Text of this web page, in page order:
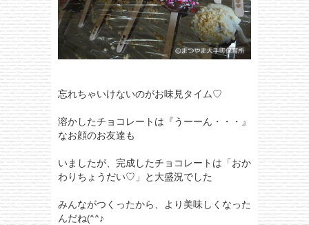
忘れちゃいけないのがお味見タイム♡
溶かしたチョコレートは『うーーん・・・』
なお顔のお友達も
いましたが、完成したチョコレートは「おか
わりちょうだい♡」と大盛況でした
みんながつくったから、より美味しくなった
んだね(^^♪